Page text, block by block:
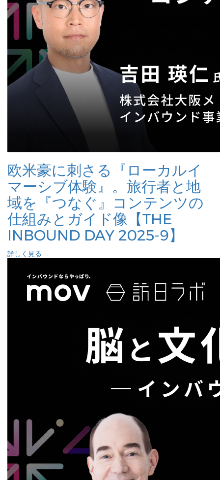
欧米豪に刺さる『ローカルイ
マーシブ体験』。旅行者と地
域を『つなぐ』コンテンツの
仕組みとガイド像【THE
INBOUND DAY 2025-9】
詳しく見る